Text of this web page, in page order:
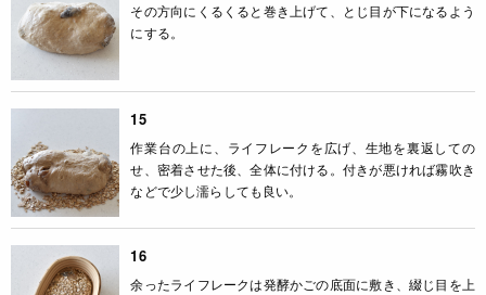
その方向にくるくると巻き上げて、とじ目が下になるよう
にする。
15
作業台の上に、ライフレークを広げ、生地を裏返しての
せ、密着させた後、全体に付ける。付きが悪ければ霧吹き
などで少し濡らしても良い。
16
余ったライフレークは発酵かごの底面に敷き、綴じ目を上